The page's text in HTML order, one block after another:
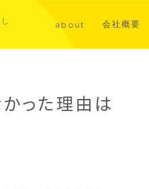
about
aoba横浜北部
会社概要
共同事業募
かった理由は